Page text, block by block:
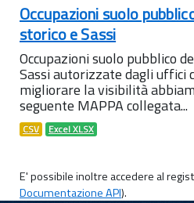
Occupazioni suolo
storico e Sassi
Occupazioni suolo pubblico
Sassi autorizzate dagli uffici
migliorare la visibilità
seguente MAPPA collegata...
CSV Excel XLSX
E' possibile inoltre accedere al
Documentazione API).